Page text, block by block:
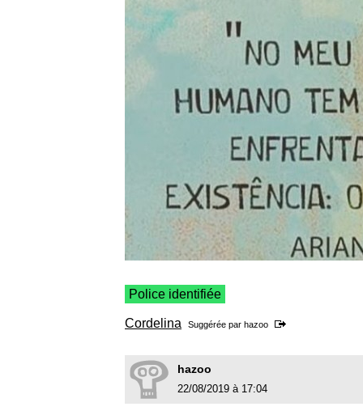
Police identifiée
Cordelina Suggérée par hazoo
hazoo
22/08/2019 à 17:04